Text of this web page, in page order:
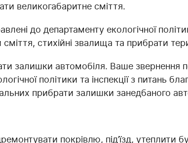
великогабаритне сміття.
до департаменту екологічної
стихійні звалища та прибрати
залишки автомобіля. Ваше звернення
політики та інспекції з питань
прибрати залишки занедбаного
покрівлю, під’їзд, утеплити